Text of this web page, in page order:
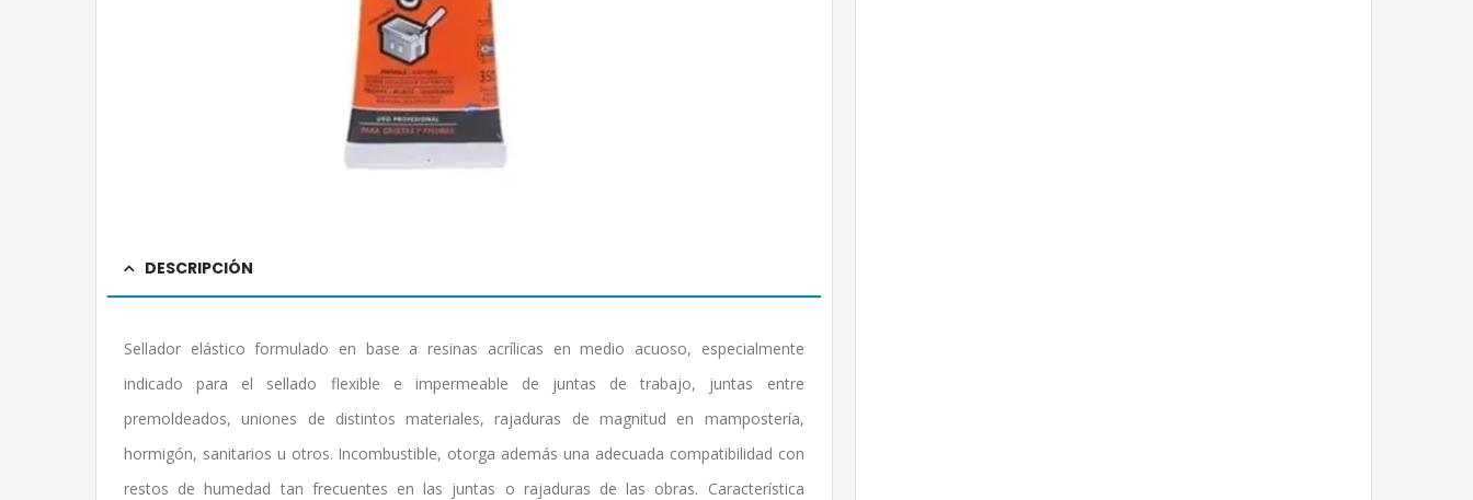
DESCRIPCIÓN
Sellador elástico formulado en base a resinas acrílicas en medio acuoso, especialmente
indicado para el sellado flexible e impermeable de juntas de trabajo, juntas entre
premoldeados, uniones de distintos materiales, rajaduras de magnitud en mampostería,
hormigón, sanitarios u otros. Incombustible, otorga además una adecuada compatibilidad con
restos de humedad tan frecuentes en las juntas o rajaduras de las obras. Característica